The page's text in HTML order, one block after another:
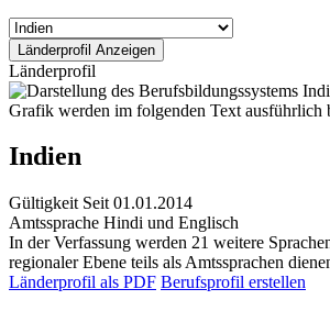
Länderprofil
Indien
Gültigkeit Seit 01.01.2014
Amtssprache Hindi und Englisch
In der Verfassung werden 21 weitere
regionaler Ebene teils als Amtssprachen
Länderprofil als PDF Berufsprofil erstellen